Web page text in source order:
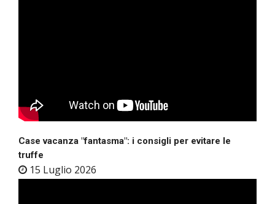
Case vacanza "fantasma": i consigli per evitare le
truffe
15 Luglio 2026